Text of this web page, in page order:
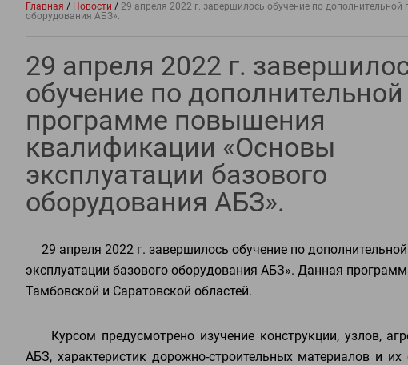
Главная / Новости / 29 апреля 2022 г. завершилось обучение по
оборудования АБЗ».
29 апреля 2022 г.
обучение по дополнительной
программе повышения
квалификации «Основы
эксплуатации базового
оборудования АБЗ».
29 апреля 2022 г. завершилось обучение по
эксплуатации базового оборудования АБЗ». Данная
Тамбовской и Саратовcкой областей.
Курсом предусмотрено изучение конструкции, узлов,
АБЗ, характеристик дорожно-строительных материалов и